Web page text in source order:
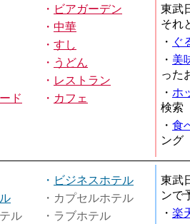
・ ビアガーデン
・ 中華
・ すし
・ うどん
・ レストラン
ド ・ カフェ
東武
それ
・ ぐ
・ 美
った
・ ホ
検索
・ 食
ング
・ ビジネスホテル
・カプセルホテル
ル
・ラブホテル
東武
ンで
・ 楽